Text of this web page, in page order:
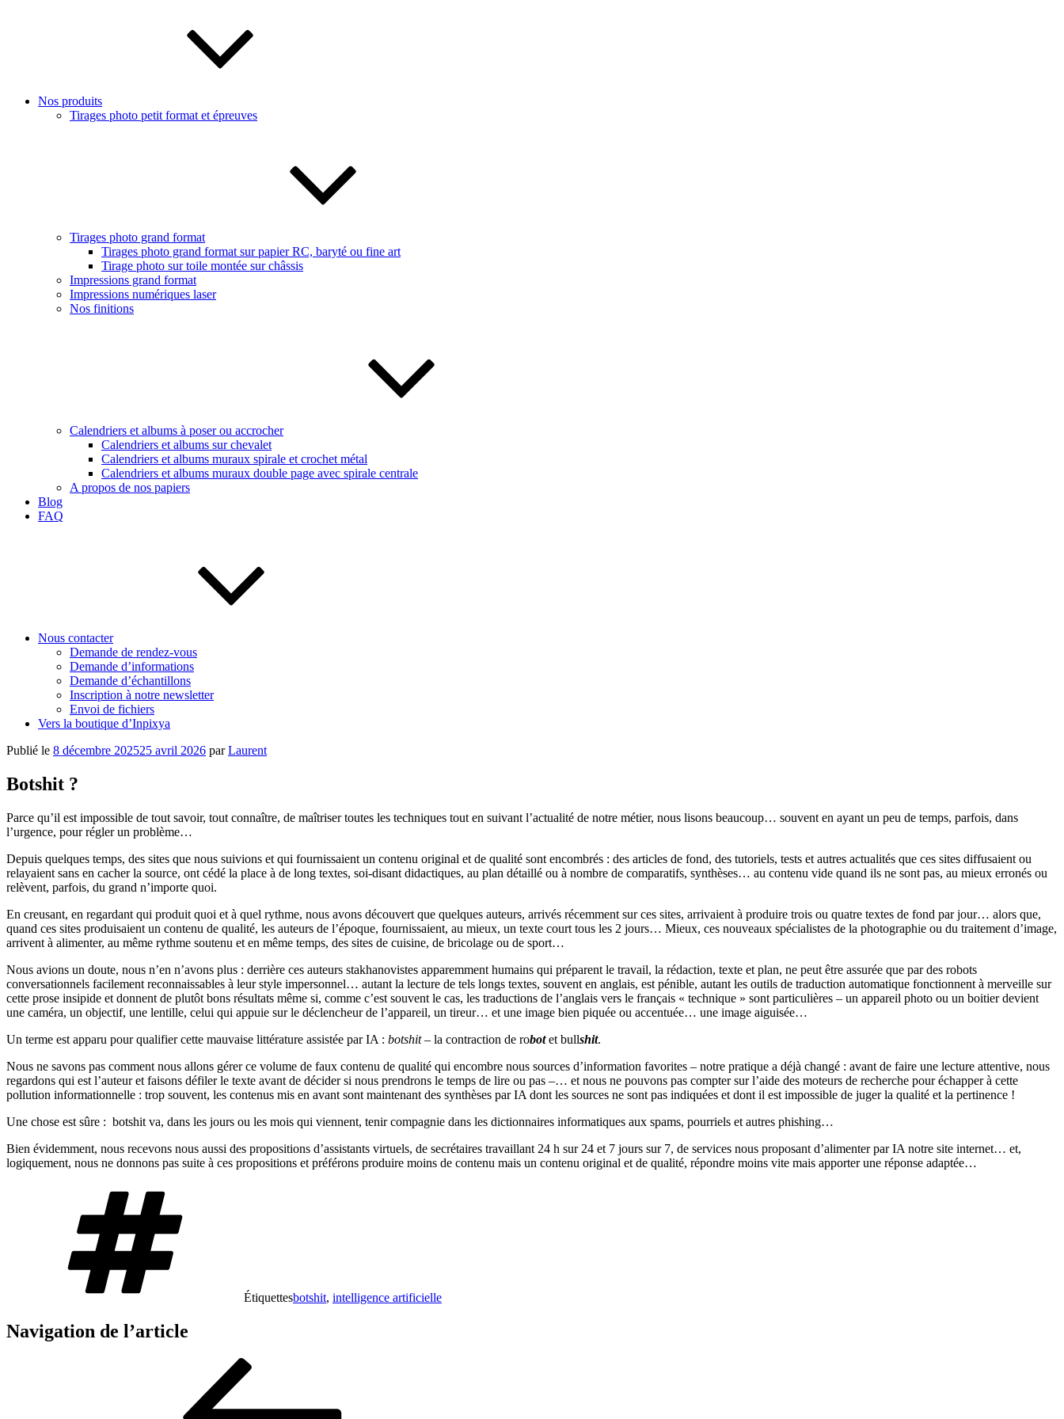
Nos produits
Tirages photo petit format et épreuves
Tirages photo grand format
Tirages photo grand format sur papier RC, baryté ou fine art
Tirage photo sur toile montée sur châssis
Impressions grand format
Impressions numériques laser
Nos finitions
Calendriers et albums à poser ou accrocher
Calendriers et albums sur chevalet
Calendriers et albums muraux spirale et crochet métal
Calendriers et albums muraux double page avec spirale centrale
A propos de nos papiers
Blog
FAQ
Nous contacter
Demande de rendez-vous
Demande d’informations
Demande d’échantillons
Inscription à notre newsletter
Envoi de fichiers
Vers la boutique d’Inpixya
Publié le 8 décembre 202525 avril 2026 parLaurent
Botshit ?
Parce qu’il est impossible de tout savoir, tout connaître, de maîtriser toutes les techniques tout en suivant l’actualité de notre métier, nous lisons beaucoup… souvent en ayant un peu de temps, parfois, dans
l’urgence, pour régler un problème…
Depuis quelques temps, des sites que nous suivions et qui fournissaient un contenu original et de qualité sont encombrés : des articles de fond, des tutoriels, tests et autres actualités que ces sites diffusaient ou
relayaient sans en cacher la source, ont cédé la place à de long textes, soi-disant didactiques, au plan détaillé ou à nombre de comparatifs, synthèses… au contenu vide quand ils ne sont pas, au mieux erronés ou
relèvent, parfois, du grand n’importe quoi.
En creusant, en regardant qui produit quoi et à quel rythme, nous avons découvert que quelques auteurs, arrivés récemment sur ces sites, arrivaient à produire trois ou quatre textes de fond par jour… alors que,
quand ces sites produisaient un contenu de qualité, les auteurs de l’époque, fournissaient, au mieux, un texte court tous les 2 jours… Mieux, ces nouveaux spécialistes de la photographie ou du traitement d’image,
arrivent à alimenter, au même rythme soutenu et en même temps, des sites de cuisine, de bricolage ou de sport…
Nous avions un doute, nous n’en n’avons plus : derrière ces auteurs stakhanovistes apparemment humains qui préparent le travail, la rédaction, texte et plan, ne peut être assurée que par des robots
conversationnels facilement reconnaissables à leur style impersonnel… autant la lecture de tels longs textes, souvent en anglais, est pénible, autant les outils de traduction automatique fonctionnent à merveille sur
cette prose insipide et donnent de plutôt bons résultats même si, comme c’est souvent le cas, les traductions de l’anglais vers le français « technique » sont particulières – un appareil photo ou un boitier devient
une caméra, un objectif, une lentille, celui qui appuie sur le déclencheur de l’appareil, un tireur… et une image bien piquée ou accentuée… une image aiguisée…
Un terme est apparu pour qualifier cette mauvaise littérature assistée par IA : botshit– la contraction de robotet bullshit.
Nous ne savons pas comment nous allons gérer ce volume de faux contenu de qualité qui encombre nous sources d’information favorites – notre pratique a déjà changé : avant de faire une lecture attentive, nous
regardons qui est l’auteur et faisons défiler le texte avant de décider si nous prendrons le temps de lire ou pas –… et nous ne pouvons pas compter sur l’aide des moteurs de recherche pour échapper à cette
pollution informationnelle : trop souvent, les contenus mis en avant sont maintenant des synthèses par IA dont les sources ne sont pas indiquées et dont il est impossible de juger la qualité et la pertinence !
Une chose est sûre : botshit va, dans les jours ou les mois qui viennent, tenir compagnie dans les dictionnaires informatiques aux spams, pourriels et autres phishing…
Bien évidemment, nous recevons nous aussi des propositions d’assistants virtuels, de secrétaires travaillant 24 h sur 24 et 7 jours sur 7, de services nous proposant d’alimenter par IA notre site internet… et,
logiquement, nous ne donnons pas suite à ces propositions et préférons produire moins de contenu mais un contenu original et de qualité, répondre moins vite mais apporter une réponse adaptée…
Étiquettesbotshit, intelligence artificielle
Navigation de l’article